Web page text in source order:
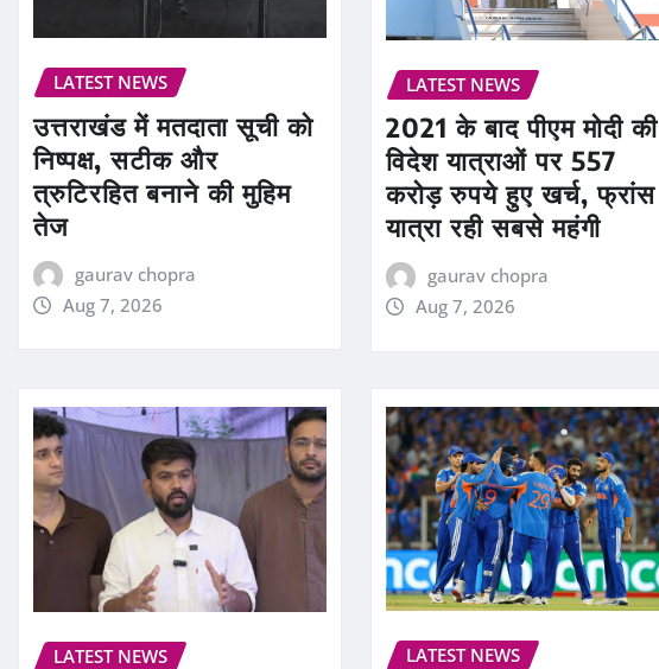
LATEST NEWS
उत्तराखंड में मतदाता सूची को
निष्पक्ष, सटीक और
त्रुटिरहित बनाने की मुहिम
तेज
gaurav chopra
Aug 7, 2026
LATEST NEWS
2021 के बाद पीएम मोदी की
विदेश यात्राओं पर 557
करोड़ रुपये हुए खर्च, फ्रांस
यात्रा रही सबसे महंगी
gaurav chopra
Aug 7, 2026
LATEST NEWS LATEST NEWS